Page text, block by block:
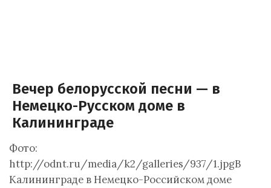
Вечер белорусской песни — в
Немецко-Русском доме в
Калининграде
Фото:
http://odnt.ru/media/k2/galleries/937/1.jpgВ
Калининграде в Немецко-Российском доме